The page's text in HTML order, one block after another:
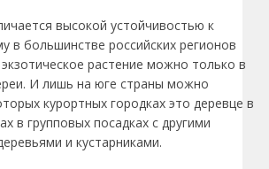
высокой устойчивостью к
в большинстве российских регионов
растение можно только в
И лишь на юге страны можно
курортных городках это деревце в
в групповых посадках с другими
и кустарниками.